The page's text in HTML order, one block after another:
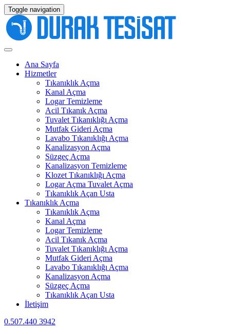
Toggle navigation
Ana Sayfa
Hizmetler
Tıkanıklık Açma
Kanal Açma
Logar Temizleme
Acil Tıkanık Açma
Tuvalet Tıkanıklığı Açma
Mutfak Gideri Açma
Lavabo Tıkanıklığı Açma
Kanalizasyon Açma
Süzgeç Açma
Kanalizasyon Temizleme
Klozet Tıkanıklığı Açma
Logar Açma Tuvalet Açma
Tıkanıklık Açan Usta
Tıkanıklık Açma
Tıkanıklık Açma
Kanal Açma
Logar Temizleme
Acil Tıkanık Açma
Tuvalet Tıkanıklığı Açma
Mutfak Gideri Açma
Lavabo Tıkanıklığı Açma
Kanalizasyon Açma
Süzgeç Açma
Tıkanıklık Açan Usta
İletişim
0.507.440 3942